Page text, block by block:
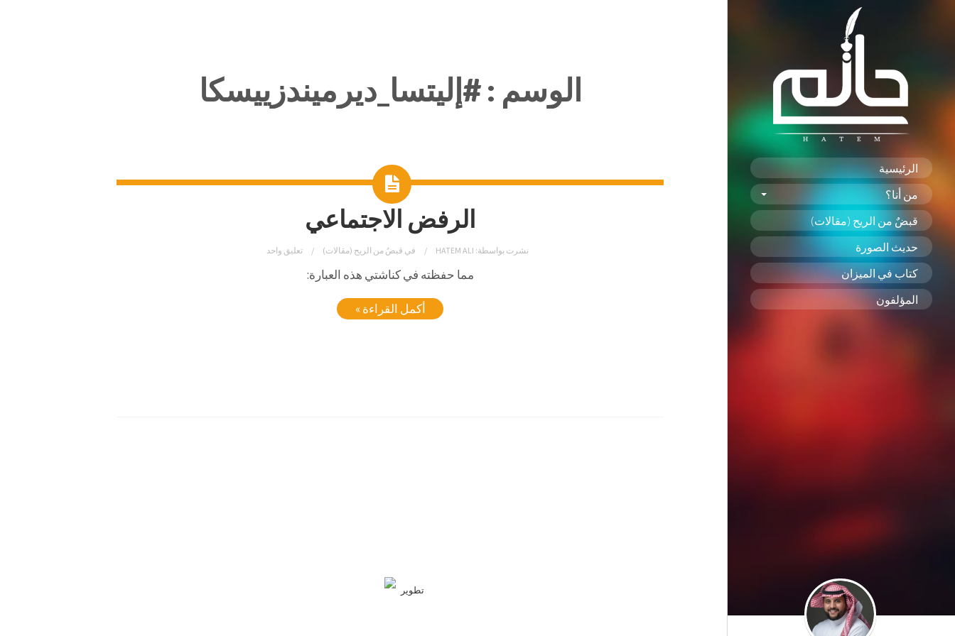
الرئيسية
من أنا؟
قبضٌ من الريح (مقالات)
حديث الصورة
كتاب في الميزان
المؤلفون
الوسم :#إليتسا_ديرميندزييسكا
الرفض الاجتماعي
نشرت بواسطة: HATEM ALI في قبضٌ من الريح (مقالات) تعليق واحد
مما حفظته في كناشتي هذه العبارة:
أكمل القراءة »
تطوير